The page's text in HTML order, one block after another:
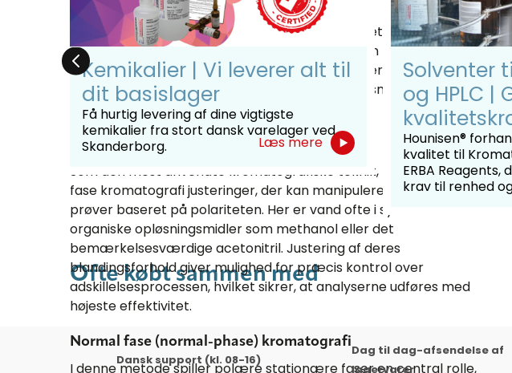
I det fascinerende felt af kromatografi kan valget af det rette
opløsningsmiddel være det, der afgør skelningen mellem succes og
middelmådighed. Hver type kromatografi kræver en særlig tilgang
med enten polære eller ikke-polære opløsningsmidler, tilpasset de
specifikke analysemål og prøveegenskaber.
Omvendt fase (reversed-phase) kromatografi
Som den mest anvendte kromatografiske teknik, tillader omvendt
fase kromatografi justeringer, der kan manipulere adskillelsen af
prøver baseret på polariteten. Her er vand ofte i symbiose med
organiske opløsningsmidler som methanol eller det
bemærkelsesværdige acetonitril. Justering af deres
blandingsforhold giver mulighed for præcis kontrol over
adskillelsesprocessen, hvilket sikrer, at analyserne udføres med
højeste effektivitet.
Normal fase (normal-phase) kromatografi
I denne metode spiller polære stationære faser en central rolle,
Kemikalier | Vi leverer alt til
dit basislager
Få hurtig levering af dine vigtigste
kemikalier fra stort dansk varelager ved
Skanderborg.
Læs mere
Solventer
og HPLC |
Hounisen®
kvalitet til
ERBA
krav til renhed
Ofte købt sammen med
Dansk support (kl. 08-16)
Dag til dag-afsendelse af
lagervarer